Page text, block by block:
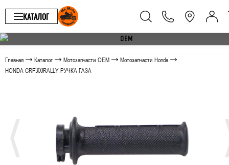
КАТАЛОГ
Главная Каталог Мотозапчасти OEM
Мотозапчасти Honda
HONDA CRF300RALLY РУЧКА ГАЗА